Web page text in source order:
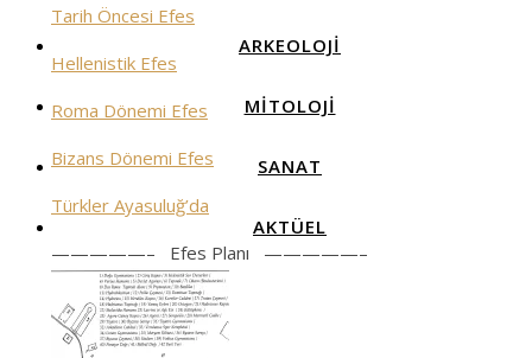
ARKEOLOJİ
MİTOLOJİ
SANAT
AKTÜEL
Tarih Öncesi Efes
Hellenistik Efes
Roma Dönemi Efes
Bizans Dönemi Efes
Türkler Ayasuluğ’da
—————– Efes Planı —————–